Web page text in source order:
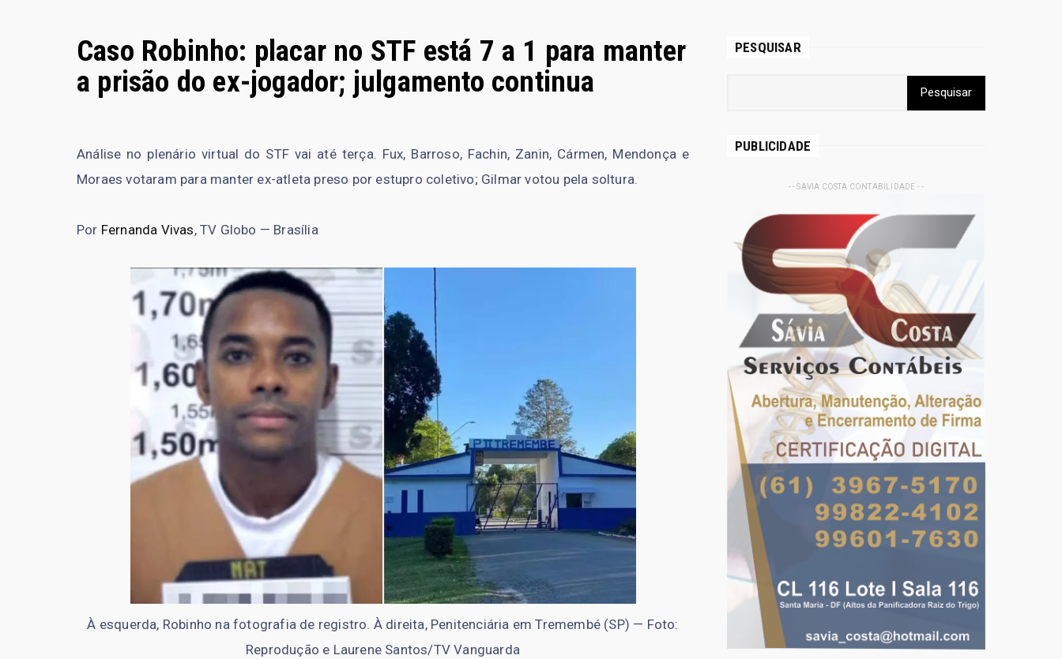
Caso Robinho: placar no STF está 7 a 1 para manter
a prisão do ex-jogador; julgamento continua
Análise no plenário virtual do STF vai até terça. Fux, Barroso, Fachin, Zanin, Cármen, Mendonça e
Moraes votaram para manter ex-atleta preso por estupro coletivo; Gilmar votou pela soltura.
Por Fernanda Vivas, TV Globo — Brasília
À esquerda, Robinho na fotografia de registro. À direita, Penitenciária em Tremembé (SP) — Foto:
Reprodução e Laurene Santos/TV Vanguarda
PESQUISAR
PUBLICIDADE
- - SAVIA COSTA CONTABILIDADE - -